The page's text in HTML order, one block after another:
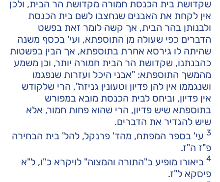
שקדושת בית הכנסת חמורה מקדושת הר הבית, ולכן
אין לקחת את האבנים שנחצבו לשם בית הכנסת
ולבנותן בהר הבית, אך קשה לומר זאת בפשט
הדברים כפי שעולה מן התוספתא, ועי' בכסף משנה
שהיתה לו גירסא אחרת בתוספתא, אך הבין בפשטות
כהבנתנו, שקדושת הר הבית חמורה יותר, וכן משמע
מהמשך התוספתא: "אבני היכל ועזרות שנפגמו
ושנגממו אין להן פדיון וטעונין גניזה", הרי שלקודש
אין פדיון, וביחס לבית הכנסת מובא במפורש
בתוספתא שיש פדיון, הרי שהוא פחות חמור, אלא
שיש להגדיר את הדברים.
3עי' בספר המפתח, מהד' פרנקל, להל' בית הבחירה
פ"ז ה"ז.
4ביאורו מופיע ב"התורה והמצוה" לויקרא כ"ו, ל"א
פיסקא ל"ז.